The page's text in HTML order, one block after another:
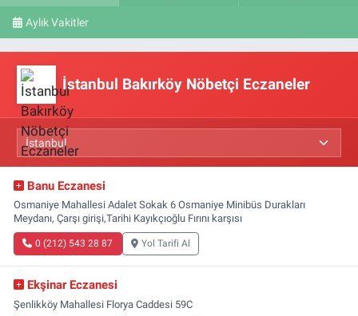
Aylık Vakitler
İstanbul Bakırköy Nöbetçi Eczaneler
Banu Eczanesi
Osmaniye Mahallesi Adalet Sokak 6 Osmaniye Minibüs Durakları
Meydanı, Çarşı girişi,Tarihi Kayıkçıoğlu Fırını karşısı
0 (212) 543 28 87 Yol Tarifi Al
Ekşinar Eczanesi
Şenlikköy Mahallesi Florya Caddesi 59C